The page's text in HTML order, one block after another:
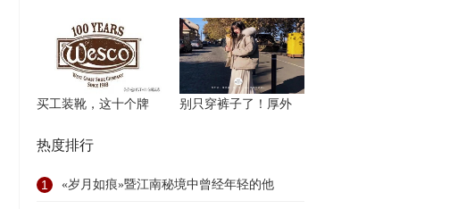
买工装靴，这十个牌 别只穿裤子了！厚外
热度排行
1 «岁月如痕»暨江南秘境中曾经年轻的他